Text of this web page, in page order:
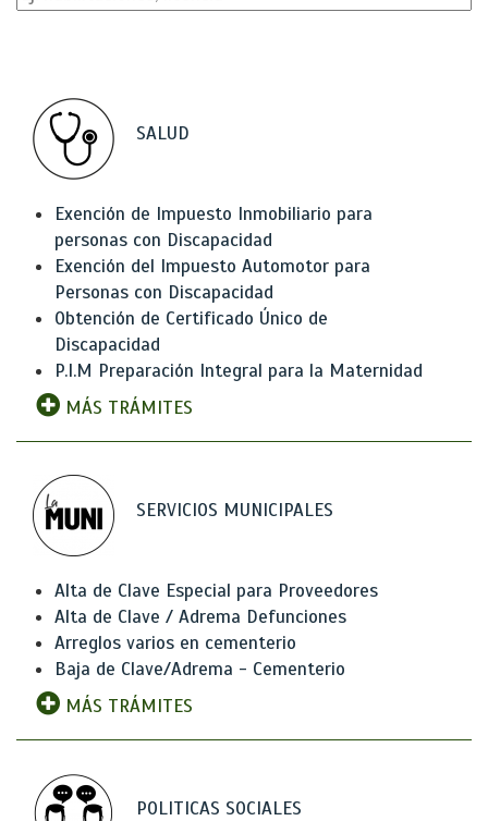
SALUD
Exención de Impuesto Inmobiliario para
personas con Discapacidad
Exención del Impuesto Automotor para
Personas con Discapacidad
Obtención de Certificado Único de
Discapacidad
P.I.M Preparación Integral para la Maternidad
MÁS TRÁMITES
SERVICIOS MUNICIPALES
Alta de Clave Especial para Proveedores
Alta de Clave / Adrema Defunciones
Arreglos varios en cementerio
Baja de Clave/Adrema - Cementerio
MÁS TRÁMITES
POLITICAS SOCIALES